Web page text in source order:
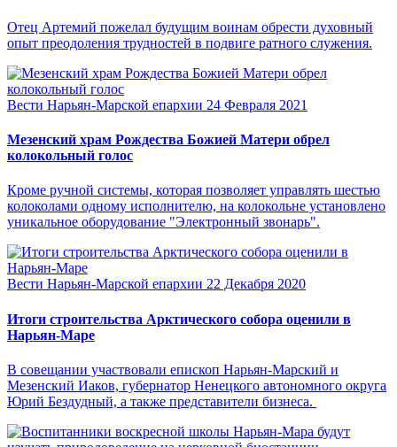
Отец Артемий пожелал будущим воинам обрести духовный
опыт преодоления трудностей в подвиге ратного служения.
Вести Нарьян-Марской епархии 24 Февраля 2021
Мезенский храм Рождества Божией Матери обрел
колокольный голос
Кроме ручной системы, которая позволяет управлять шестью
колоколами одному исполнителю, на колокольне установлено
уникальное оборудование "Электронный звонарь".
Вести Нарьян-Марской епархии 22 Декабря 2020
Итоги строительства Арктического собора оценили в
Нарьян-Маре
В совещании участвовали епископ Нарьян-Марский и
Мезенский Иаков, губернатор Ненецкого автономного округа
Юрий Бездудный, а также представители бизнеса.